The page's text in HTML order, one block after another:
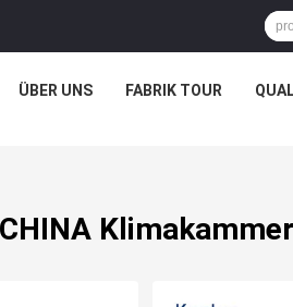
ÜBER UNS FABRIK TOUR
CHINA Klimakammer